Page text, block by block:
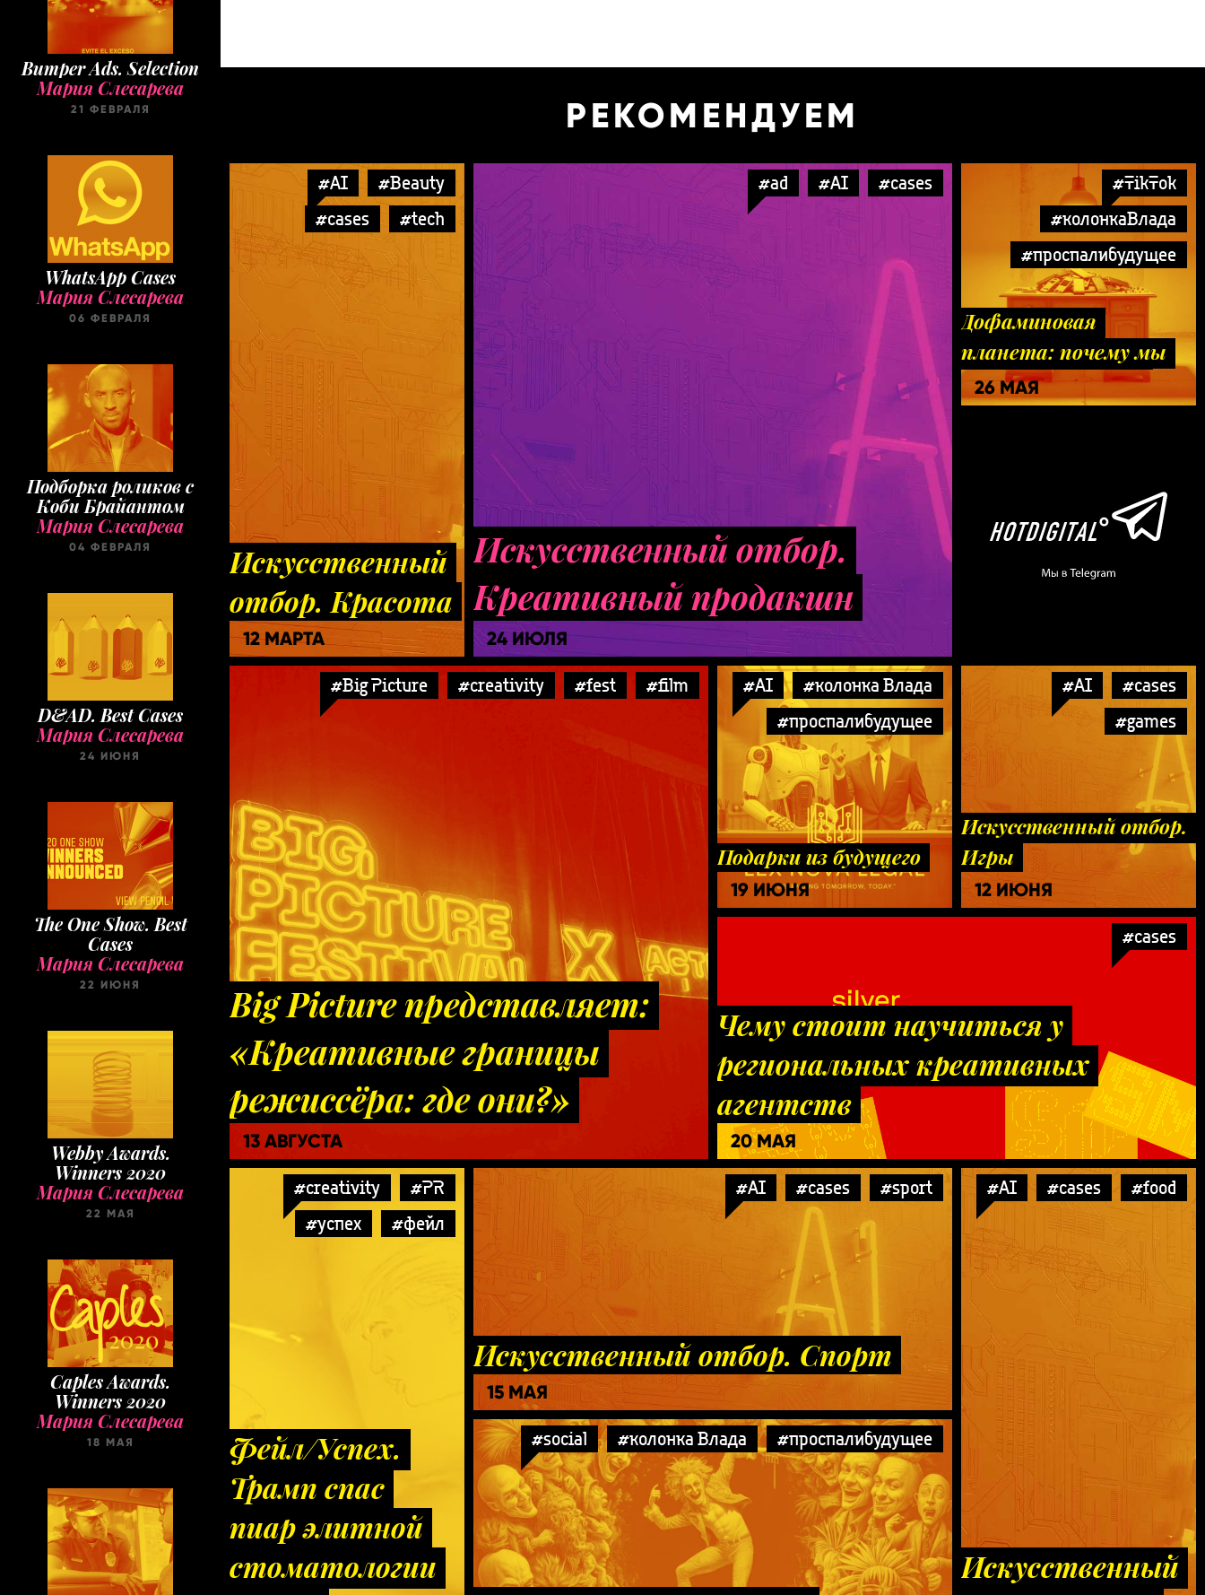
Bumper Ads. Selection
Мария Слесарева
21 ФЕВРАЛЯ
WhatsApp Cases
Мария Слесарева
06 ФЕВРАЛЯ
Подборка роликов с
Коби Брайантом
Мария Слесарева
04 ФЕВРАЛЯ
D&AD. Best Cases
Мария Слесарева
24 ИЮНЯ
The One Show. Best
Cases
Мария Слесарева
22 ИЮНЯ
Webby Awards.
Winners 2020
Мария Слесарева
22 МАЯ
Caples Awards.
Winners 2020
Мария Слесарева
18 МАЯ
РЕКОМЕНДУЕМ
#AI
#Beauty
#cases
#tech
Искусственный
отбор. Красота
12 МАРТА
#ad #AI #cases
Искусственный отбор.
Креативный продакшн
24 ИЮЛЯ
#TikTok
#колонкаВлада
#проспалибудущее
Дофаминовая
планета: почему мы
все теперь TikTok-
люди
26 МАЯ
#Big Picture #creativity #fest #film
Big Picture представляет:
«Креативные границы
режиссёра: где они?»
13 АВГУСТА
#AI
#колонка Влада
#проспалибудущее
Подарки из будущего
19 ИЮНЯ
#cases
Чему стоит научиться у
региональных креативных
агентств
20 МАЯ
#creativity
#PR
#успех
#фейл
Фейл/Успех.
Трамп спас
пиар элитной
стоматологии
#AI #cases #sport
Искусственный отбор. Спорт
15 МАЯ
#AI #cases #food
Искусственный
#AI
#cases
#games
Искусственный отбор.
Игры
12 ИЮНЯ
#social #колонка Влада #проспалибудущее